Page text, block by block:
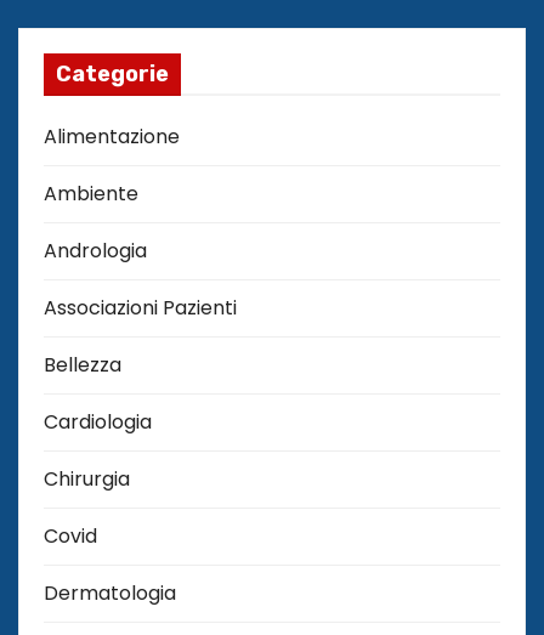
Categorie
Alimentazione
Ambiente
Andrologia
Associazioni Pazienti
Bellezza
Cardiologia
Chirurgia
Covid
Dermatologia